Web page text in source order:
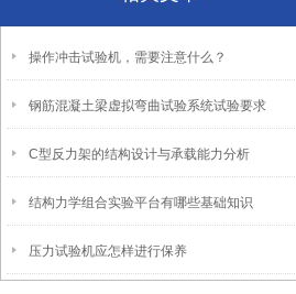
操作冲击试验机，需要注意什么？
钢筋混凝土梁虚拟弯曲试验系统试验要求
C型反力架的结构设计与承载能力分析
结构力学组合实验平台有哪些基础知识
压力试验机应怎样进行保养